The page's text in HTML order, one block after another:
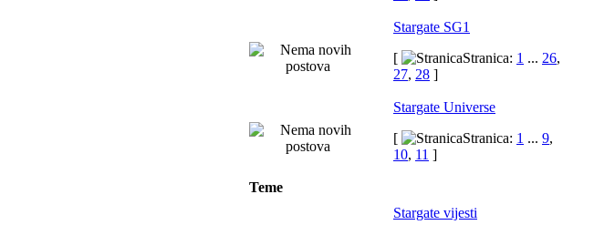
Stargate SG1
[
Stranica: 1 ... 26,
27, 28 ]
Stargate Universe
[
Stranica: 1 ... 9,
10, 11 ]
Teme
Stargate vijesti